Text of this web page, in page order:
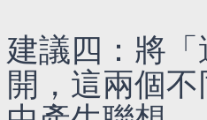
建議四：將
開，這兩個